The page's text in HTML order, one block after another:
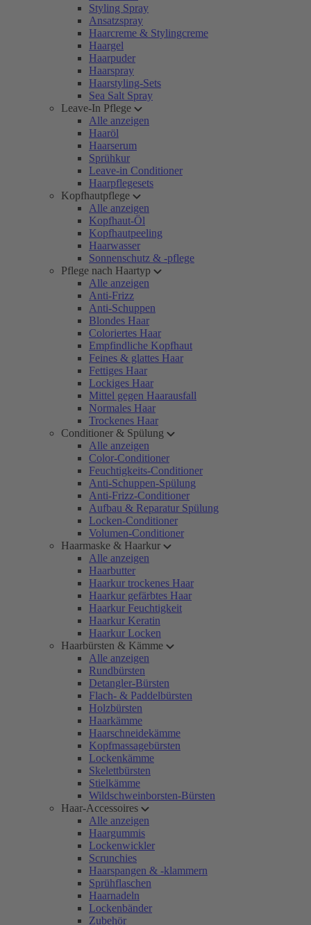
Styling Spray
Ansatzspray
Haarcreme & Stylingcreme
Haargel
Haarpuder
Haarspray
Haarstyling-Sets
Sea Salt Spray
Leave-In Pflege
Alle anzeigen
Haaröl
Haarserum
Sprühkur
Leave-in Conditioner
Haarpflegesets
Kopfhautpflege
Alle anzeigen
Kopfhaut-Öl
Kopfhautpeeling
Haarwasser
Sonnenschutz & -pflege
Pflege nach Haartyp
Alle anzeigen
Anti-Frizz
Anti-Schuppen
Blondes Haar
Coloriertes Haar
Empfindliche Kopfhaut
Feines & glattes Haar
Fettiges Haar
Lockiges Haar
Mittel gegen Haarausfall
Normales Haar
Trockenes Haar
Conditioner & Spülung
Alle anzeigen
Color-Conditioner
Feuchtigkeits-Conditioner
Anti-Schuppen-Spülung
Anti-Frizz-Conditioner
Aufbau & Reparatur Spülung
Locken-Conditioner
Volumen-Conditioner
Haarmaske & Haarkur
Alle anzeigen
Haarbutter
Haarkur trockenes Haar
Haarkur gefärbtes Haar
Haarkur Feuchtigkeit
Haarkur Keratin
Haarkur Locken
Haarbürsten & Kämme
Alle anzeigen
Rundbürsten
Detangler-Bürsten
Flach- & Paddelbürsten
Holzbürsten
Haarkämme
Haarschneidekämme
Kopfmassagebürsten
Lockenkämme
Skelettbürsten
Stielkämme
Wildschweinborsten-Bürsten
Haar-Accessoires
Alle anzeigen
Haargummis
Lockenwickler
Scrunchies
Haarspangen & -klammern
Sprühflaschen
Haarnadeln
Lockenbänder
Zubehör